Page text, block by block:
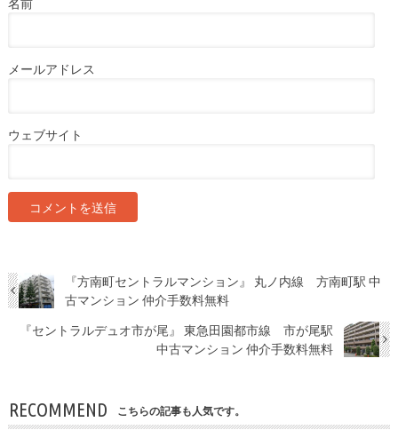
名前
メールアドレス
ウェブサイト
『方南町セントラルマンション』 丸ノ内線 方南町駅 中
古マンション 仲介手数料無料
『セントラルデュオ市が尾』 東急田園都市線 市が尾駅
中古マンション 仲介手数料無料
RECOMMEND こちらの記事も人気です。